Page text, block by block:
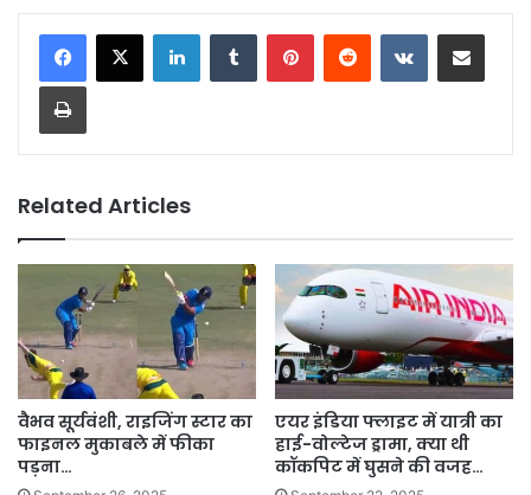
LinkedInTumblr PinterestReddit VKontakteShare via Email
Print
Related Articles
वैभव सूर्यवंशी, राइजिंग स्टार का
फाइनल मुकाबले में फीका
पड़ना…
एयर इंडिया फ्लाइट में यात्री का
हाई-वोल्टेज ड्रामा, क्या थी
कॉकपिट में घुसने की वजह…